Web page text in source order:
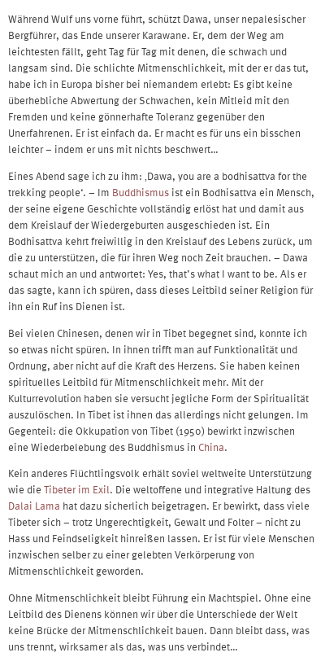
Während Wulf uns vorne führt, schützt Dawa, unser nepalesischer
Bergführer, das Ende unserer Karawane. Er, dem der Weg am
leichtesten fällt, geht Tag für Tag mit denen, die schwach und
langsam sind. Die schlichte Mitmenschlichkeit, mit der er das tut,
habe ich in Europa bisher bei niemandem erlebt: Es gibt keine
überhebliche Abwertung der Schwachen, kein Mitleid mit den
Fremden und keine gönnerhafte Toleranz gegenüber den
Unerfahrenen. Er ist einfach da. Er macht es für uns ein bisschen
leichter – indem er uns mit nichts beschwert…
Eines Abend sage ich zu ihm: ‚Dawa, you are a bodhisattva for the
trekking people‘. – Im Buddhismus ist ein Bodhisattva ein Mensch,
der seine eigene Geschichte vollständig erlöst hat und damit aus
dem Kreislauf der Wiedergeburten ausgeschieden ist. Ein
Bodhisattva kehrt freiwillig in den Kreislauf des Lebens zurück, um
die zu unterstützen, die für ihren Weg noch Zeit brauchen. – Dawa
schaut mich an und antwortet: Yes, that’s what I want to be. Als er
das sagte, kann ich spüren, dass dieses Leitbild seiner Religion für
ihn ein Ruf ins Dienen ist.
Bei vielen Chinesen, denen wir in Tibet begegnet sind, konnte ich
so etwas nicht spüren. In ihnen trifft man auf Funktionalität und
Ordnung, aber nicht auf die Kraft des Herzens. Sie haben keinen
spirituelles Leitbild für Mitmenschlichkeit mehr. Mit der
Kulturrevolution haben sie versucht jegliche Form der Spiritualität
auszulöschen. In Tibet ist ihnen das allerdings nicht gelungen. Im
Gegenteil: die Okkupation von Tibet (1950) bewirkt inzwischen
eine Wiederbelebung des Buddhismus in China.
Kein anderes Flüchtlingsvolk erhält soviel weltweite Unterstützung
wie die Tibeter im Exil. Die weltoffene und integrative Haltung des
Dalai Lama hat dazu sicherlich beigetragen. Er bewirkt, dass viele
Tibeter sich – trotz Ungerechtigkeit, Gewalt und Folter – nicht zu
Hass und Feindseligkeit hinreißen lassen. Er ist für viele Menschen
inzwischen selber zu einer gelebten Verkörperung von
Mitmenschlichkeit geworden.
Ohne Mitmenschlichkeit bleibt Führung ein Machtspiel. Ohne eine
Leitbild des Dienens können wir über die Unterschiede der Welt
keine Brücke der Mitmenschlichkeit bauen. Dann bleibt dass, was
uns trennt, wirksamer als das, was uns verbindet…